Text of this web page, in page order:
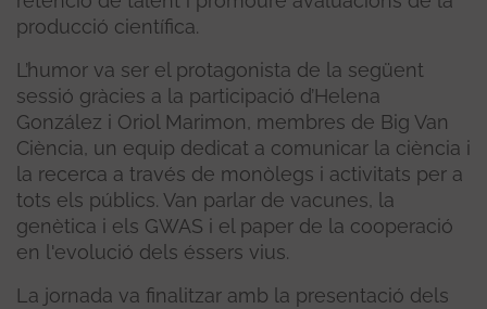
producció científica.
L’humor va ser el protagonista de la següent
sessió gràcies a la participació d’Helena
González i Oriol Marimon, membres de Big Van
Ciència, un equip dedicat a comunicar la ciència i
la recerca a través de monòlegs i activitats per a
tots els públics. Van parlar de vacunes, la
genètica i els GWAS i el paper de la cooperació
en l'evolució dels éssers vius.
La jornada va finalitzar amb la presentació dels